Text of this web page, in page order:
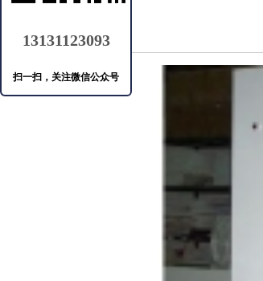
13131123093
扫一扫，关注微信公众号